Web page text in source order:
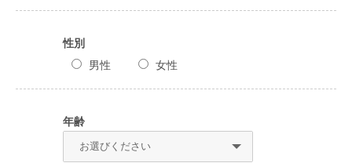
性別
男性
女性
年齢